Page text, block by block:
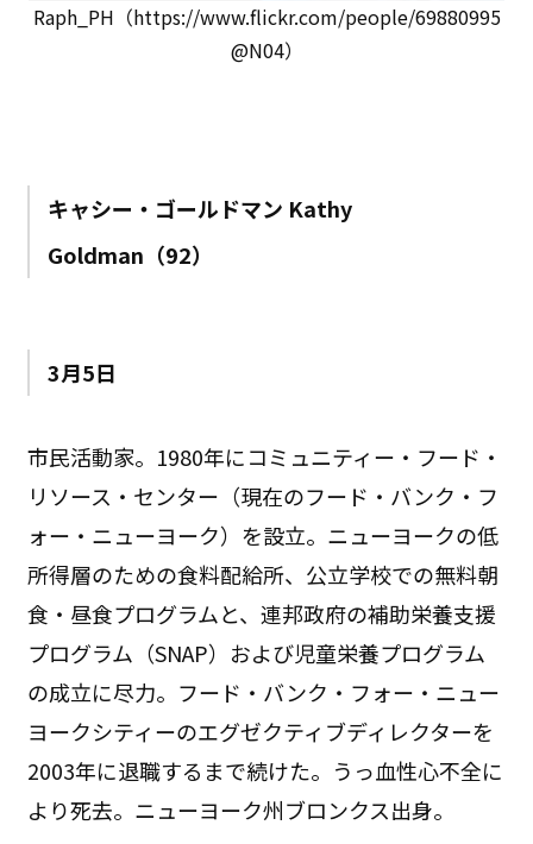
Raph_PH（https://www.flickr.com/people/69880995
@N04）
キャシー・ゴールドマン Kathy
Goldman（92）
3月5日
市民活動家。1980年にコミュニティー・フード・
リソース・センター（現在のフード・バンク・フ
ォー・ニューヨーク）を設立。ニューヨークの低
所得層のための食料配給所、公立学校での無料朝
食・昼食プログラムと、連邦政府の補助栄養支援
プログラム（SNAP）および児童栄養プログラム
の成立に尽力。フード・バンク・フォー・ニュー
ヨークシティーのエグゼクティブディレクターを
2003年に退職するまで続けた。うっ血性心不全に
より死去。ニューヨーク州ブロンクス出身。